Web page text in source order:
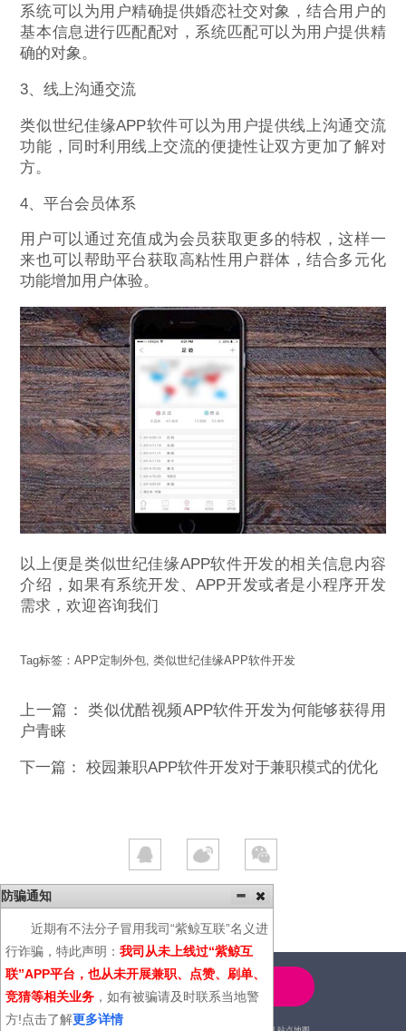
系统可以为用户精确提供婚恋社交对象，结合用户的
基本信息进行匹配配对，系统匹配可以为用户提供精
确的对象。
3、线上沟通交流
类似世纪佳缘APP软件可以为用户提供线上沟通交流
功能，同时利用线上交流的便捷性让双方更加了解对
方。
4、平台会员体系
用户可以通过充值成为会员获取更多的特权，这样一
来也可以帮助平台获取高粘性用户群体，结合多元化
功能增加用户体验。
以上便是类似世纪佳缘APP软件开发的相关信息内容
介绍，如果有系统开发、APP开发或者是小程序开发
需求，欢迎咨询我们
Tag标签：APP定制外包,类似世纪佳缘APP软件开发
上一篇：类似优酷视频APP软件开发为何能够获得用
户青睐
下一篇：校园兼职APP软件开发对于兼职模式的优化
4000-600-366
防骗通知
近期有不法分子冒用我司“紫鲸互联”名义进
行诈骗，特此声明： 我司从未上线过“紫鲸互
联”APP平台，也从未开展兼职、点赞、刷单、
竞猜等相关业务 ，如有被骗请及时联系当地警
方!点击了解更多详情